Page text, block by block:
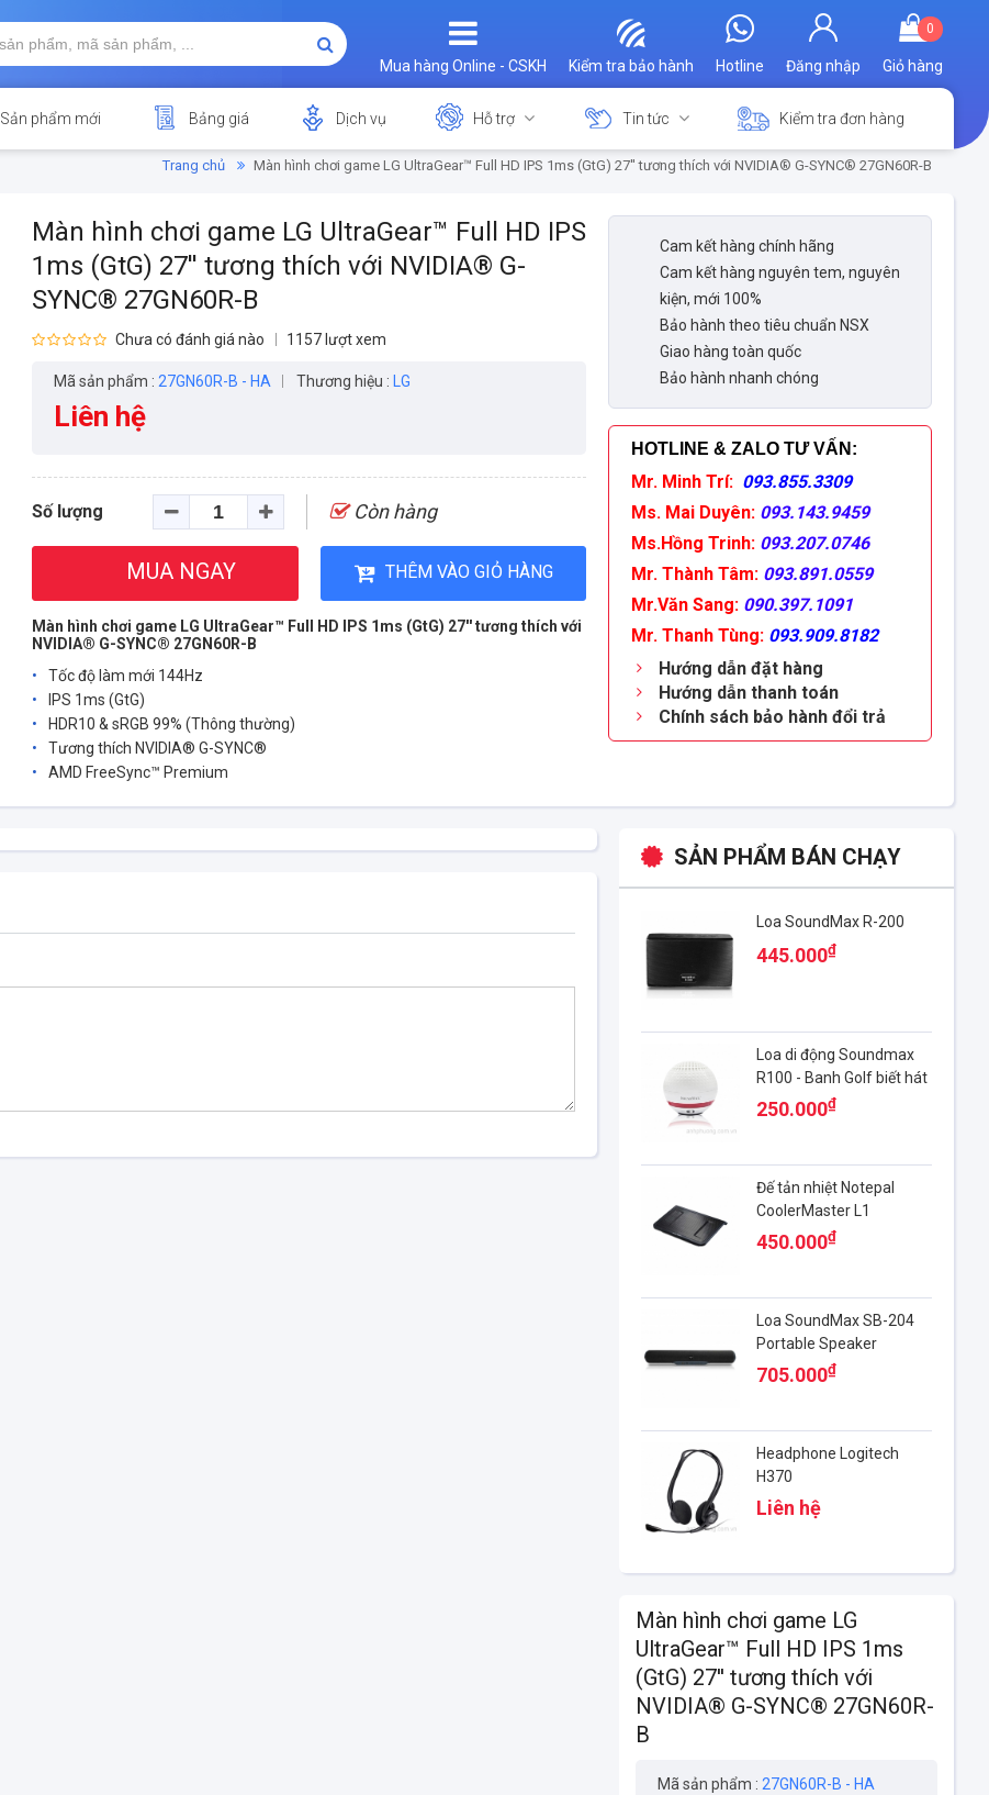
0
Giỏ hàng
Đăng nhập
Hotline
Kiểm tra bảo hành
Mua hàng Online - CSKH
Sản phẩm mới Bảng giá Dịch vụ Hỗ trợ Tin tức Kiểm tra đơn hàng
Trang chủ Màn hình chơi game LG UltraGear™ Full HD IPS 1ms (GtG) 27'' tương thích với NVIDIA® G-SYNC® 27GN60R-B
Màn hình chơi game LG UltraGear™ Full HD IPS
1ms (GtG) 27'' tương thích với NVIDIA® G-
SYNC® 27GN60R-B
Chưa có đánh giá nào 1157 lượt xem
Mã sản phẩm : 27GN60R-B - HA Thương hiệu : LG
Liên hệ
Số lượng Còn hàng
MUA NGAY THÊM VÀO GIỎ HÀNG
Màn hình chơi game LG UltraGear™ Full HD IPS 1ms (GtG) 27'' tương thích với
NVIDIA® G-SYNC® 27GN60R-B
Tốc độ làm mới 144Hz
IPS 1ms (GtG)
HDR10 & sRGB 99% (Thông thường)
Tương thích NVIDIA® G-SYNC®
AMD FreeSync™ Premium
Cam kết hàng chính hãng
Cam kết hàng nguyên tem, nguyên
kiện, mới 100%
Bảo hành theo tiêu chuẩn NSX
Giao hàng toàn quốc
Bảo hành nhanh chóng
HOTLINE & ZALO TƯ VẤN :
Mr. Minh Trí: 093.855.3309
Ms. Mai Duyên: 093.143.9459
Ms.Hồng Trinh: 093.207.0746
Mr. Thành Tâm: 093.891.0559
Mr.Văn Sang: 090.397.1091
Mr. Thanh Tùng: 093.909.8182
Hướng dẫn đặt hàng
Hướng dẫn thanh toán
Chính sách bảo hành đổi trả
SẢN PHẨM BÁN CHẠY
Loa SoundMax R-200
445.000₫
Loa di động Soundmax
R100 - Banh Golf biết hát
250.000₫
Đế tản nhiệt Notepal
CoolerMaster L1
450.000₫
Loa SoundMax SB-204
Portable Speaker
System
705.000₫
Headphone Logitech
H370
Liên hệ
Màn hình chơi game LG
UltraGear™ Full HD IPS 1ms
(GtG) 27'' tương thích với
NVIDIA® G-SYNC® 27GN60R-
B
Mã sản phẩm : 27GN60R-B - HA